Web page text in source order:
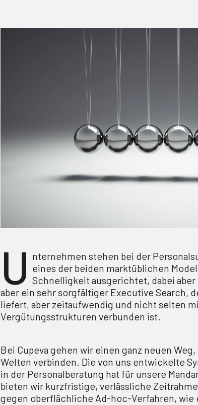
U nternehmen stehen bei der
eines der beiden marktüblichen
Schnelligkeit ausgerichtet, dabei
aber ein sehr sorgfältiger Executive Search,
liefert, aber zeitaufwendig und nicht selten
Vergütungsstrukturen verbunden ist.
Bei Cupeva gehen wir einen ganz neuen
Welten verbinden. Die von uns entwickelte
in der Personalberatung hat für unsere
bieten wir kurzfristige, verlässliche
gegen oberflächliche Ad-hoc-Verfahren, wie